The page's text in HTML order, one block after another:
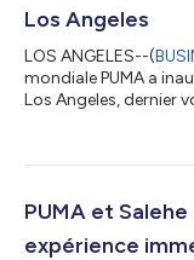
Los Angeles
LOS ANGELES--(
mondiale PUMA a
Los Angeles, dernier
dans le monde du
à Paris, Tokyo et
PUMA et
expérience